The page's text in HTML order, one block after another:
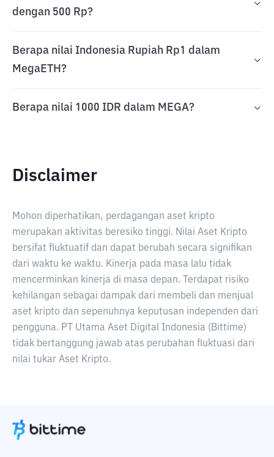
dengan 500 Rp?
Berapa nilai Indonesia Rupiah Rp1 dalam
MegaETH?
Berapa nilai 1000 IDR dalam MEGA?
Disclaimer
Mohon diperhatikan, perdagangan aset kripto
merupakan aktivitas beresiko tinggi. Nilai Aset Kripto
bersifat fluktuatif dan dapat berubah secara signifikan
dari waktu ke waktu. Kinerja pada masa lalu tidak
mencerminkan kinerja di masa depan. Terdapat risiko
kehilangan sebagai dampak dari membeli dan menjual
aset kripto dan sepenuhnya keputusan independen dari
pengguna. PT Utama Aset Digital Indonesia (Bittime)
tidak bertanggung jawab atas perubahan fluktuasi dari
nilai tukar Aset Kripto.